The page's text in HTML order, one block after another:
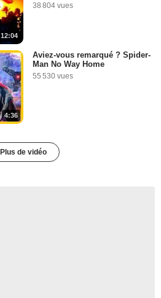
12:04
38 804 vues
4:36
Aviez-vous remarqué ? Spider-
Man No Way Home
55 530 vues
Plus de vidéo